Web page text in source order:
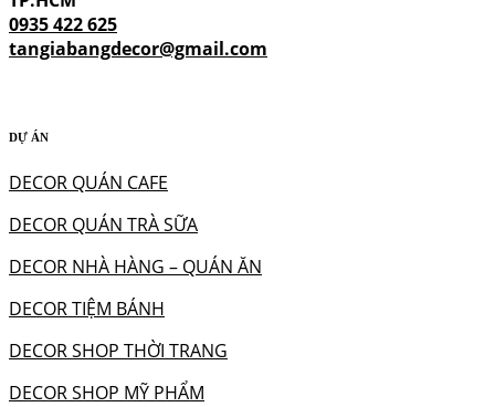
0935 422 625
tangiabangdecor@gmail.com
DỰ ÁN
DECOR QUÁN CAFE
DECOR QUÁN TRÀ SỮA
DECOR NHÀ HÀNG – QUÁN ĂN
DECOR TIỆM BÁNH
DECOR SHOP THỜI TRANG
DECOR SHOP MỸ PHẨM